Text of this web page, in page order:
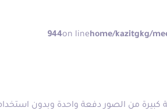
on line
944
من الصور دفعة واحدة وبدون